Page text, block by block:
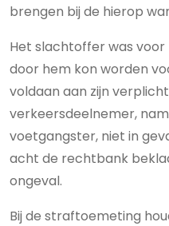
brengen bij de hierop
Het slachtoffer was voor
door hem kon worden
voldaan aan zijn
verkeersdeelnemer,
voetgangster, niet in
acht de rechtbank
ongeval.
Bij de straftoemeting